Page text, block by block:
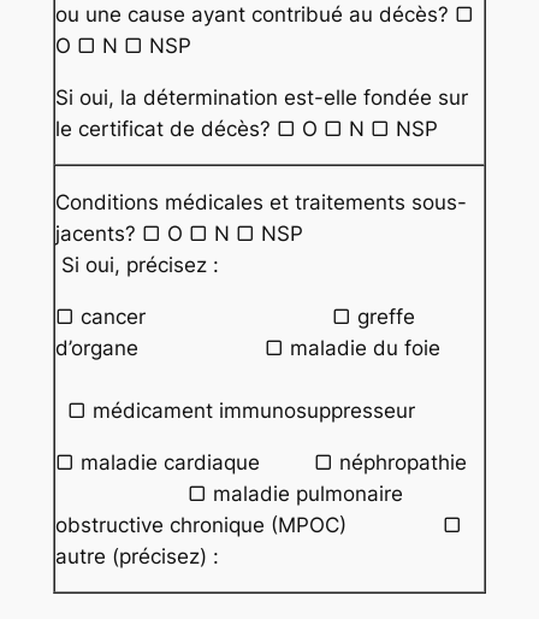
ou une cause ayant contribué au décès? ▢
O ▢ N ▢ NSP
Si oui, la détermination est-elle fondée sur
le certificat de décès? ▢ O ▢ N ▢ NSP
Conditions médicales et traitements sous-
jacents? ▢ O ▢ N ▢ NSP
Si oui, précisez :
▢ cancer ▢ greffe
d’organe ▢ maladie du foie
▢ médicament immunosuppresseur
▢ maladie cardiaque ▢ néphropathie
▢ maladie pulmonaire
obstructive chronique (MPOC) ▢
autre (précisez) :